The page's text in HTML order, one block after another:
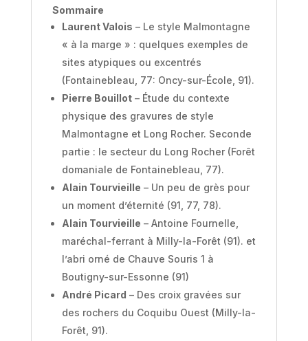
Sommaire
Laurent Valois – Le style Malmontagne
« à la marge » : quelques exemples de
sites atypiques ou excentrés
(Fontainebleau, 77: Oncy-sur-École, 91).
Pierre Bouillot– Étude du contexte
physique des gravures de style
Malmontagne et Long Rocher. Seconde
partie : le secteur du Long Rocher (Forêt
domaniale de Fontainebleau, 77).
Alain Tourvieille – Un peu de grès pour
un moment d’éternité (91, 77, 78).
Alain Tourvieille – Antoine Fournelle,
maréchal-ferrant à Milly-la-Forêt (91). et
l’abri orné de Chauve Souris 1 à
Boutigny-sur-Essonne (91)
André Picard – Des croix gravées sur
des rochers du Coquibu Ouest (Milly-la-
Forêt, 91).